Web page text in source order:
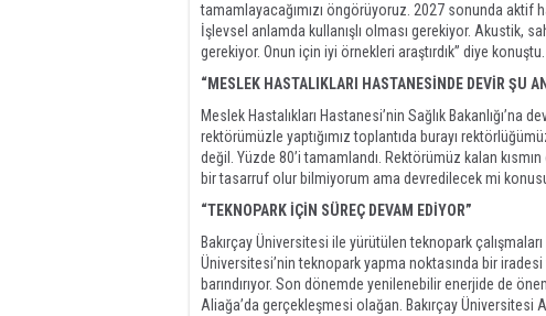
tamamlayacağımızı öngörüyoruz. 2027 sonunda aktif
İşlevsel anlamda kullanışlı olması gerekiyor. Akustik,
gerekiyor. Onun için iyi örnekleri araştırdık” diye konuştu.
“MESLEK HASTALIKLARI HASTANESİNDE DEVİR ŞU
Meslek Hastalıkları Hastanesi’nin Sağlık
rektörümüzle yaptığımız toplantıda burayı
değil. Yüzde 80’i tamamlandı. Rektörümüz kalan
bir tasarruf olur bilmiyorum ama devredilecek mi
“TEKNOPARK İÇİN SÜREÇ DEVAM EDİYOR”
Bakırçay Üniversitesi ile yürütülen teknopark
Üniversitesi’nin teknopark yapma noktasında bir
barındırıyor. Son dönemde yenilenebilir enerjide de
Aliağa’da gerçekleşmesi olağan. Bakırçay Üniversitesi